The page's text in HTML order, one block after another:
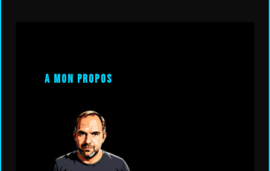
A mon propos